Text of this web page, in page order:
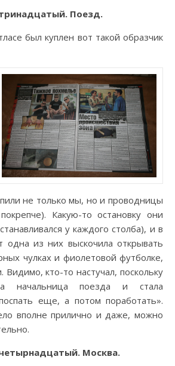
тринадцатый. Поезд.
был куплен вот такой образчик
не только мы, но и проводницы
Какую-то остановку они
у каждого столба), и в
одна из них выскочила открывать
чулках и фиолетовой футболке,
кто-то настучал, поскольку
начальница поезда и стала
еще, а потом поработать».
вполне прилично и даже, можно
Москва.